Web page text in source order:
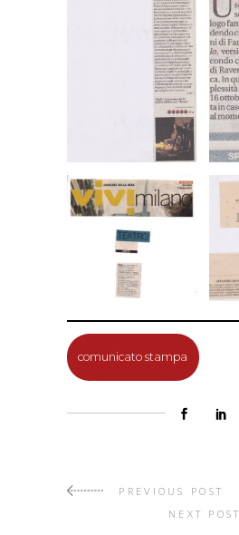
comunicato stampa
PREVIOUS POST
NEXT POST